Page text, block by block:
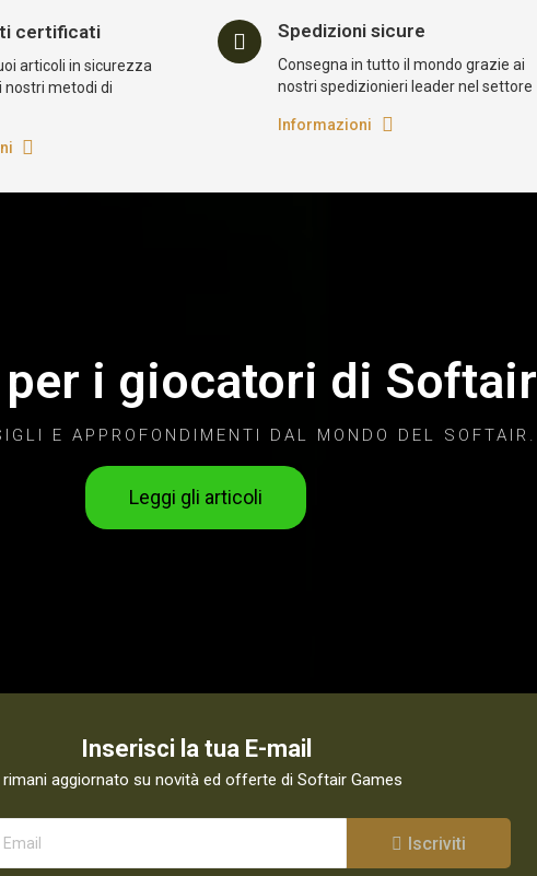
certificati
articoli in sicurezza
nostri metodi di
Spedizioni sicure
Consegna in tutto il mondo grazie ai
nostri spedizionieri leader nel settore
Informazioni
per i giocatori di Softair
E APPROFONDIMENTI DAL MONDO DEL SOFTAIR.
Leggi gli articoli
Inserisci la tua E-mail
rimani aggiornato su novità ed offerte di Softair Games
Iscriviti